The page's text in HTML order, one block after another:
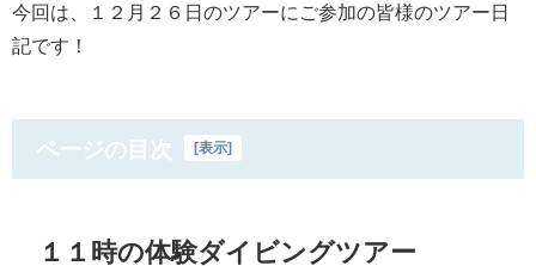
今回は、１２月２６日のツアーにご参加の皆様のツアー日
記です！
ページの目次 [表示]
１１時の体験ダイビングツアー